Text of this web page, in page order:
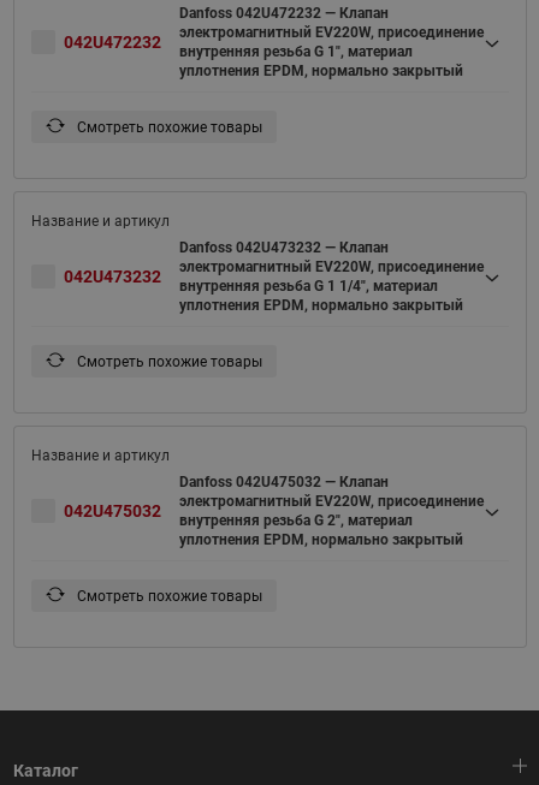
042U472232
Danfoss 042U472232 — Клапан
электромагнитный EV220W, присоединение
внутренняя резьба G 1", материал
уплотнения EPDM, нормально закрытый
Смотреть похожие товары
042U473232
Danfoss 042U473232 — Клапан
электромагнитный EV220W, присоединение
внутренняя резьба G 1 1/4", материал
уплотнения EPDM, нормально закрытый
Смотреть похожие товары
042U475032
Danfoss 042U475032 — Клапан
электромагнитный EV220W, присоединение
внутренняя резьба G 2", материал
уплотнения EPDM, нормально закрытый
Смотреть похожие товары
Каталог